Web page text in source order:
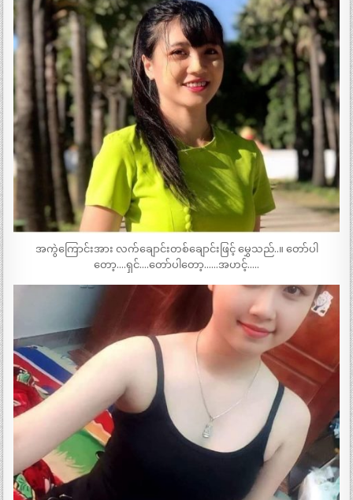
အကွဲကြောင်းအား လက်ချောင်းတစ်ချောင်းဖြင့် မွှေသည်..။ တော်ပါ
တော့….ရှင်….တော်ပါတော့……အဟင့်…..